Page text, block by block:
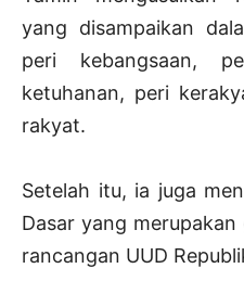
yang disampaikan
peri kebangsaan,
ketuhanan, peri
rakyat.
Setelah itu, ia juga
Dasar yang
rancangan UUD